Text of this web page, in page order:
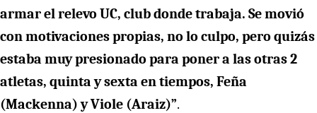
armar el relevo UC, club donde trabaja. Se movió
con motivaciones propias, no lo culpo, pero quizás
estaba muy presionado para poner a las otras 2
atletas, quinta y sexta en tiempos, Feña
(Mackenna) y Viole (Araiz)”.